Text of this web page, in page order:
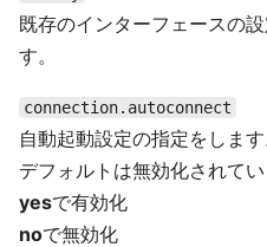
既存のインターフェースの
す。
connection.autoconnect
自動起動設定の指定をします
デフォルトは無効化されてい
yesで有効化
noで無効化